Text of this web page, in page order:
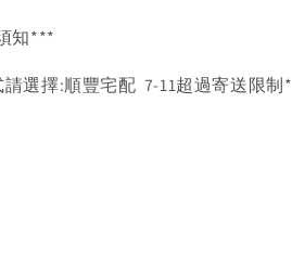
知***
選擇:順豐宅配 7-11超過寄送限制*